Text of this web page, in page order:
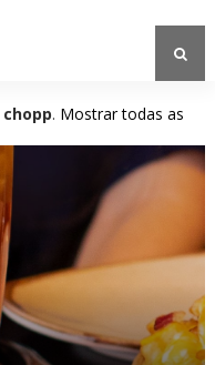
chopp. Mostrar todas as